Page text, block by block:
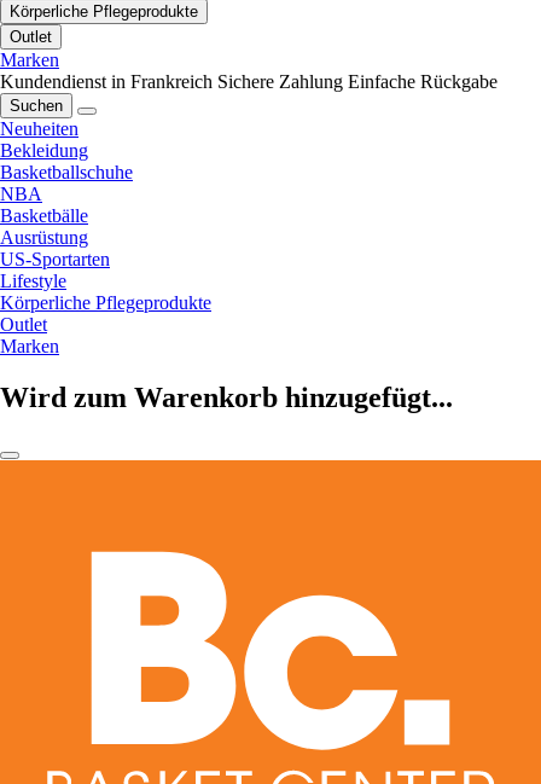
Körperliche Pflegeprodukte
Outlet
Marken
Kundendienst in Frankreich Sichere Zahlung Einfache Rückgabe
Suchen
Neuheiten
Bekleidung
Basketballschuhe
NBA
Basketbälle
Ausrüstung
US-Sportarten
Lifestyle
Körperliche Pflegeprodukte
Outlet
Marken
Wird zum Warenkorb hinzugefügt...